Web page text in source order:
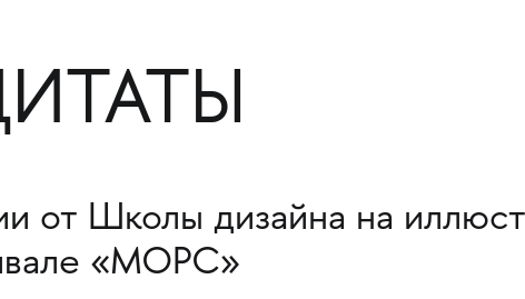
от Школы дизайна на
«МОРС»